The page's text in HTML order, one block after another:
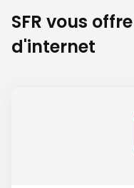
SFR vous
d'internet